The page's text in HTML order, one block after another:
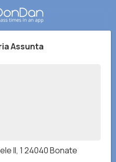
Assunta
II, 1 24040 Bonate